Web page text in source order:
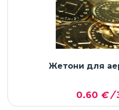
Жетони для
0.60 € /